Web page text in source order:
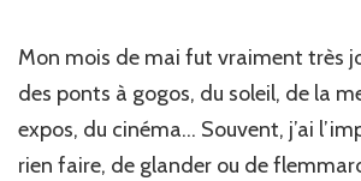
joli
de
Mai…
Mon mois de mai fut vraiment très
des ponts à gogos, du soleil, de la
expos, du cinéma… Souvent, j’ai
rien faire, de glander ou de